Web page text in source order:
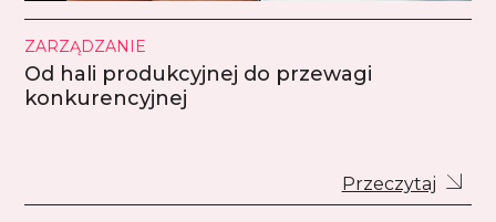
ZARZĄDZANIE
Od hali produkcyjnej do przewagi
konkurencyjnej
Przeczytaj